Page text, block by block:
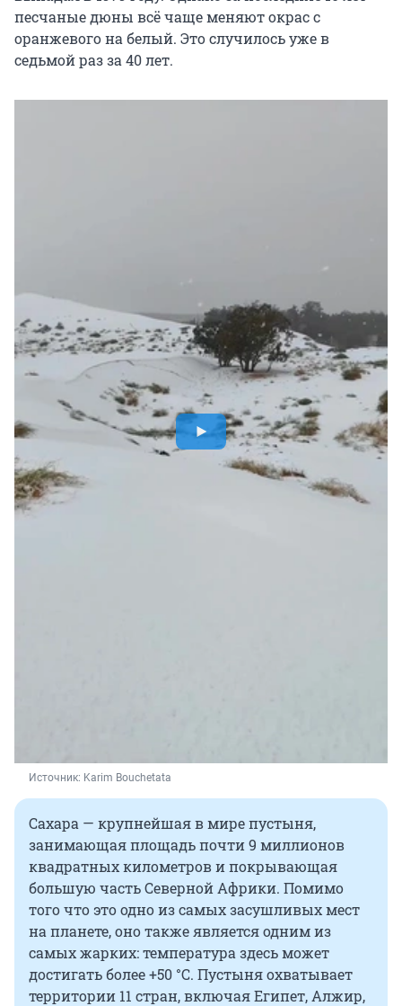
песчаные дюны всё чаще меняют окрас с
оранжевого на белый. Это случилось уже в
седьмой раз за 40 лет.
Источник: Karim Bouchetata
Сахара — крупнейшая в мире пустыня,
занимающая площадь почти9 миллионов
квадратных километров и покрывающая
большую часть Северной Африки. Помимо
того что это одно из самых засушливых мест
на планете, оно также является одним из
самых жарких: температура здесь может
достигать более +50 °C. Пустыня охватывает
территории 11 стран, включая Египет, Алжир,